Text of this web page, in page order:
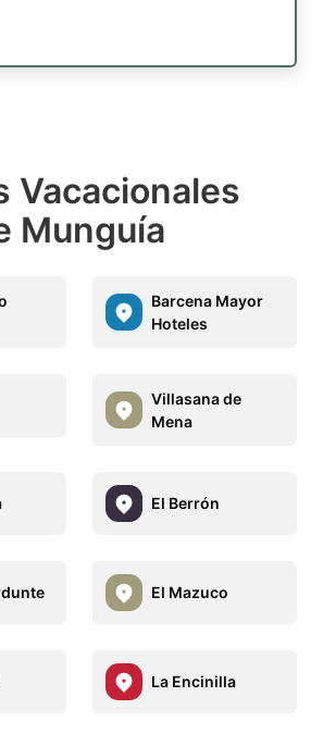
Vacacionales
Munguía
Barcena Mayor
Hoteles
Villasana de
Mena
El Berrón
El Mazuco
La Encinilla